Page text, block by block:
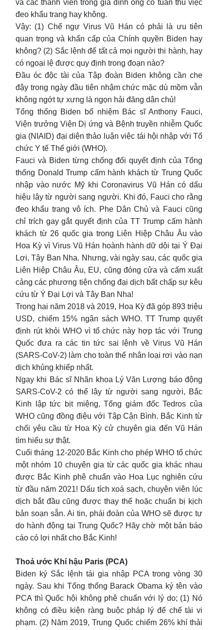
và các thành viên trong gia đình ông có tuân thủ việc
đeo khẩu trang hay không.
Vậy: (1) Chế ngự Virus Vũ Hán có phải là ưu tiên
quan trọng và khẩn cấp của Chính quyền Biden hay
không? (2) Sắc lệnh để tất cả mọi người thi hành, hay
có ngoại lệ được quy định trong đoạn nào?
Đầu óc độc tài của Tập đoàn Biden không cần che
đậy trong ngày đầu tiên nhậm chức mặc dù mồm vẫn
không ngớt tự xưng là ngọn hải đăng dân chủ!
Tổng thống Biden bổ nhiệm Bác sĩ Anthony Fauci,
Viện trưởng Viện Dị ứng và Bệnh truyền nhiễm Quốc
gia (NIAID) đại diện thảo luận việc tái hội nhập với Tổ
chức Y tế Thế giới (WHO).
Fauci và Biden từng chống đối quyết định của Tổng
thống Donald Trump cấm hành khách từ Trung Quốc
nhập vào nước Mỹ khi Coronavirus Vũ Hán có dấu
hiệu lây từ người sang người. Khi đó, Fauci cho rằng
đeo khẩu trang vô ích. Phe Dân Chủ và Fauci cũng
chỉ trích gay gắt quyết định của TT Trump cấm hành
khách từ 26 quốc gia trong Liên Hiệp Châu Âu vào
Hoa Kỳ vì Virus Vũ Hán hoành hành dữ dội tại Ý Đại
Lợi, Tây Ban Nha. Nhưng, vài ngày sau, các quốc gia
Liên Hiệp Châu Âu, EU, cũng đóng cửa và cấm xuất
cảng các phương tiện chống đại dịch bất chấp sự kêu
cứu từ Ý Đại Lợi và Tây Ban Nha!
Trong hai năm 2018 và 2019, Hoa Kỳ đã góp 893 triệu
USD, chiếm 15% ngân sách WHO. TT Trump quyết
định rút khỏi WHO vì tổ chức này hợp tác với Trung
Quốc đưa ra các tin tức sai lệnh về Virus Vũ Hán
(SARS-CoV-2) làm cho toàn thể nhân loại rơi vào nạn
dịch khủng khiếp nhất.
Ngay khi Bác sĩ Nhãn khoa Lý Văn Lượng báo động
SARS-CoV-2 có thể lây từ người sang người, Bắc
Kinh lập tức bịt miệng, Tổng giám đốc Tedros của
WHO cũng đồng điệu với Tập Cận Bình. Bắc Kinh từ
chối yêu cầu từ Hoa Kỳ cử chuyên gia đến Vũ Hán
tìm hiểu sự thật.
Cuối tháng 12-2020 Bắc Kinh cho phép WHO tổ chức
một nhóm 10 chuyên gia từ các quốc gia khác nhau
được Bắc Kinh phê chuẩn vào Hoa Lục nghiên cứu
từ đầu năm 2021! Dấu tích xoá sạch, chuyên viên lúc
dịch bắt đầu cũng được thay thế hoặc chuẩn bị kịch
bản soạn sẵn. Ai tin, phái đoàn của WHO sẽ được tự
do hành động tại Trung Quốc? Hãy chờ một bản báo
cáo có lợi nhất cho Bắc Kinh!
Thoả ước Khí hậu Paris (PCA)
Biden ký Sắc lệnh tái gia nhập PCA trong vòng 30
ngày. Sau khi Tổng thống Barack Obama ký tên vào
PCA thì Quốc hội không phê chuẩn với lý do; (1) Nó
không có điều kiện ràng buộc pháp lý để chế tài vi
phạm. (2) Năm 2019, Trung Quốc chiếm 26% khí thải